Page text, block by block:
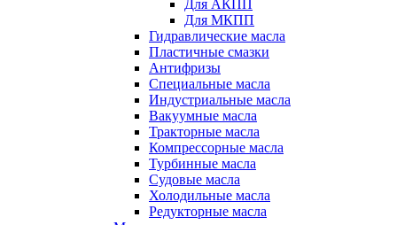
Для АКПП
Для МКПП
Гидравлические масла
Пластичные смазки
Антифризы
Специальные масла
Индустриальные масла
Вакуумные масла
Тракторные масла
Компрессорные масла
Турбинные масла
Судовые масла
Холодильные масла
Редукторные масла